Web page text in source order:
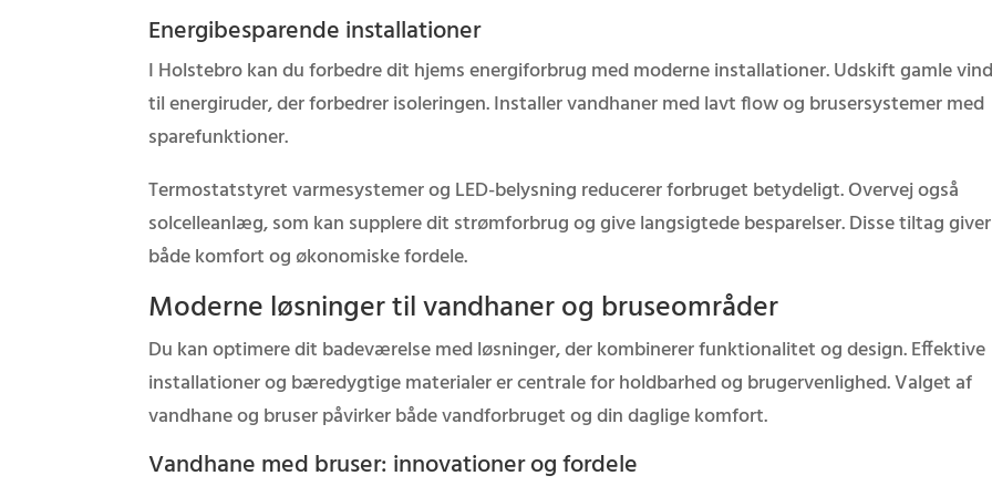
Energibesparende installationer
I Holstebro kan du forbedre dit hjems energiforbrug med moderne installationer. Udskift gamle
til energiruder, der forbedrer isoleringen. Installer vandhaner med lavt flow og brusersystemer med
sparefunktioner.
Termostatstyret varmesystemer og LED-belysning reducerer forbruget betydeligt. Overvej også
solcelleanlæg, som kan supplere dit strømforbrug og give langsigtede besparelser. Disse tiltag giver
både komfort og økonomiske fordele.
Moderne løsninger til vandhaner og bruseområder
Du kan optimere dit badeværelse med løsninger, der kombinerer funktionalitet og design. Effektive
installationer og bæredygtige materialer er centrale for holdbarhed og brugervenlighed. Valget af
vandhane og bruser påvirker både vandforbruget og din daglige komfort.
Vandhane med bruser: innovationer og fordele